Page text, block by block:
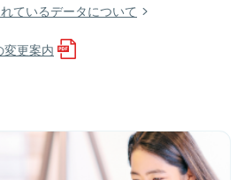
ているデータについて
更案内